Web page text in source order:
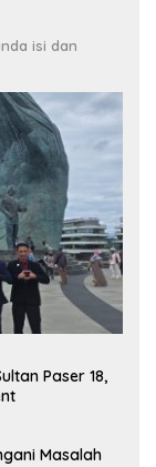
isi dan
Paser 18,
Masalah